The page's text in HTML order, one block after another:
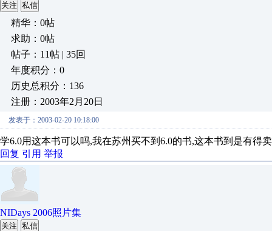
关注 私信
精华：0帖
求助：0帖
帖子：11帖 | 35回
年度积分：0
历史总积分：136
注册：2003年2月20日
发表于：2003-02-20 10:18:00
学6.0用这本书可以吗,我在苏州买不到6.0的书,这本书到是有得
回复 引用 举报
NIDays 2006照片集
关注 私信